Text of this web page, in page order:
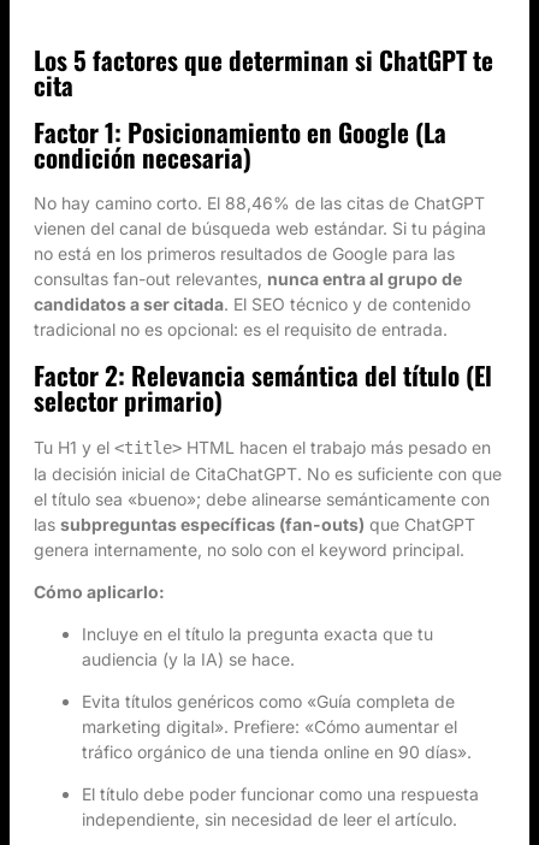
Los 5 factores que determinan si ChatGPT te
cita
Factor 1: Posicionamiento en Google (La
condición necesaria)
No hay camino corto. El 88,46% de las citas de ChatGPT
vienen del canal de búsqueda web estándar. Si tu página
no está en los primeros resultados de Google para las
consultas fan-out relevantes, nunca entra al grupo de
candidatos a ser citada. El SEO técnico y de contenido
tradicional no es opcional: es el requisito de entrada.
Factor 2: Relevancia semántica del título (El
selector primario)
Tu H1 y el <title> HTML hacen el trabajo más pesado en
la decisión inicial de CitaChatGPT. No es suficiente con que
el título sea «bueno»; debe alinearse semánticamente con
las subpreguntas específicas (fan-outs) que ChatGPT
genera internamente, no solo con el keyword principal.
Cómo aplicarlo:
Incluye en el título la pregunta exacta que tu
audiencia (y la IA) se hace.
Evita títulos genéricos como «Guía completa de
marketing digital». Prefiere: «Cómo aumentar el
tráfico orgánico de una tienda online en 90 días».
El título debe poder funcionar como una respuesta
independiente, sin necesidad de leer el artículo.